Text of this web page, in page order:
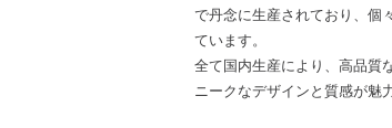
で丹念に生産されており、個
ています。
全て国内生産により、高品質
ニークなデザインと質感が魅